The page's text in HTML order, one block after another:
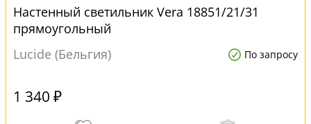
Настенный светильник Vera 18851/21/31
прямоугольный
Lucide (Бельгия)
По запросу
1 340 ₽